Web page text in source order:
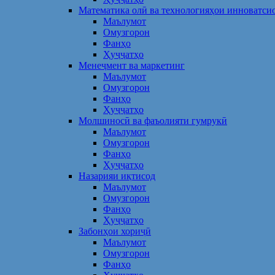
Математика олӣ ва технологияҳои
Маълумот
Омузгорон
Фанҳо
Ҳуҷҷатҳо
Менеҷмент ва маркетинг
Маълумот
Омузгорон
Фанҳо
Ҳуҷҷатҳо
Молшиносӣ ва фаъолияти гумрукӣ
Маълумот
Омузгорон
Фанҳо
Ҳуҷҷатҳо
Назарияи иқтисод
Маълумот
Омузгорон
Фанҳо
Ҳуҷҷатҳо
Забонҳои хориҷӣ
Маълумот
Омузгорон
Фанҳо